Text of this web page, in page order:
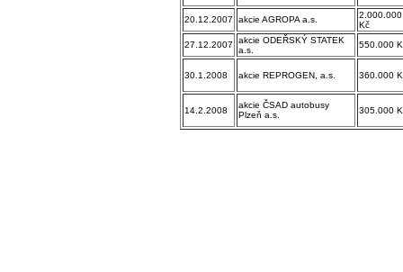
20.12.2007 akcie AGROPA a.s.
2.000.000
Kč
27.12.2007
akcie ODEŘSKÝ STATEK
a.s.
550.000
30.1.2008 akcie REPROGEN, a.s. 360.000
14.2.2008
akcie ČSAD autobusy
Plzeň a.s.
305.000